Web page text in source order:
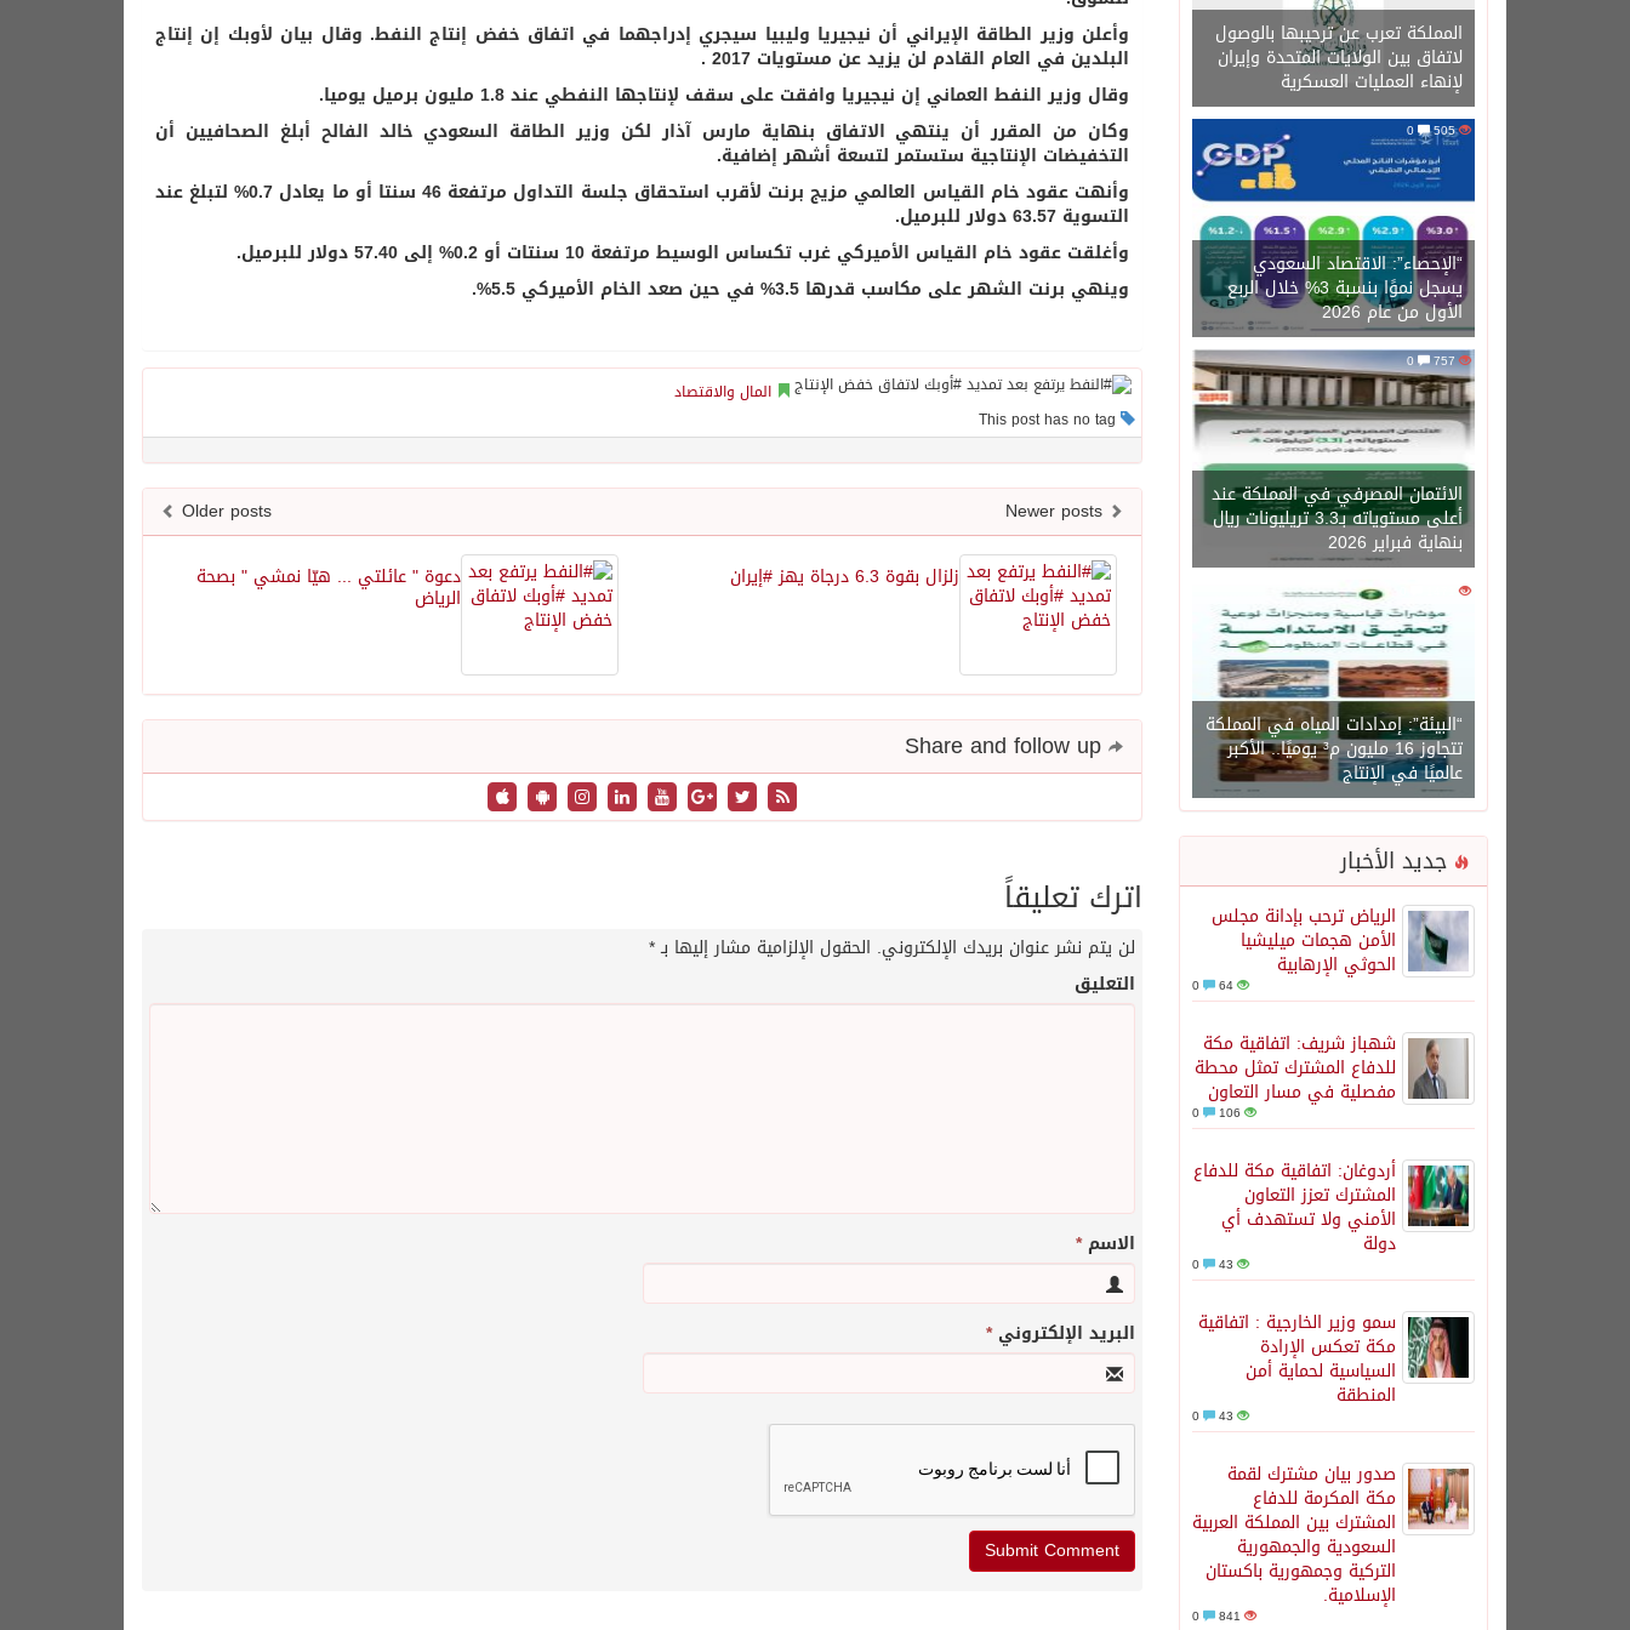
المملكة تعرب عن ترحيبها بالوصول
لاتفاق بين الولايات المتحدة وإيران
لإنهاء العمليات العسكرية
505
“الإحصاء”: الاقتصاد السعودي
يسجل نموًا بنسبة 3% خلال الربع
الأول من عام 2026
757
0
الائتمان المصرفي في المملكة عند
أعلى مستوياته بـ3.3 تريليونات ريال
بنهاية فبراير 2026
1471
“البيئة”: إمدادات المياه في المملكة
تتجاوز 16 مليون م³ يوميًا.. الأكبر
عالميًا في الإنتاج
جديد الأخبار
الرياض ترحب بإدانة مجلس
الأمن هجمات ميليشيا
الحوثي الإرهابية
64
شهباز شريف: اتفاقية مكة
للدفاع المشترك تمثل محطة
مفصلية في مسار التعاون
106
أردوغان: اتفاقية مكة للدفاع
المشترك تعزز التعاون
الأمني ولا تستهدف أي
دولة
43
سمو وزير الخارجية : اتفاقية
مكة تعكس الإرادة
السياسية لحماية أمن
المنطقة
43
صدور بيان مشترك لقمة
مكة المكرمة للدفاع
المشترك بين المملكة العربية
السعودية والجمهورية
التركية وجمهورية باكستان
الإسلامية.
841
وأعلن وزير الطاقة الإيراني أن نيجيريا وليبيا سيجري إدراجهما في اتفاق خفض إنتاج النفط. وقال بيان لأوبك إن إنتاج
البلدين في العام القادم لن يزيد عن مستويات 2017 .
وقال وزير النفط العماني إن نيجيريا وافقت على سقف لإنتاجها النفطي عند 1.8 مليون برميل يوميا.
وكان من المقرر أن ينتهي الاتفاق بنهاية مارس آذار لكن وزير الطاقة السعودي خالد الفالح أبلغ الصحافيين أن
التخفيضات الإنتاجية ستستمر لتسعة أشهر إضافية.
وأنهت عقود خام القياس العالمي مزيج برنت لأقرب استحقاق جلسة التداول مرتفعة 46 سنتا أو ما يعادل 0.7% لتبلغ عند
التسوية 63.57 دولار للبرميل.
وأغلقت عقود خام القياس الأميركي غرب تكساس الوسيط مرتفعة 10 سنتات أو 0.2% إلى 57.40 دولار للبرميل.
وينهي برنت الشهر على مكاسب قدرها 3.5% في حين صعد الخام الأميركي 5.5%.
المال والاقتصاد
Older posts
دعوة " عائلتي ... هيّا نمشي " بصحة
الرياض
زلزال بقوة 6.3 درجاة يهز #إيران
اترك تعليقاً
لن يتم نشر عنوان بريدك الإلكتروني. الحقول الإلزامية مشار إليها بـ*
التعليق
الاسم*
البريد الإلكتروني*